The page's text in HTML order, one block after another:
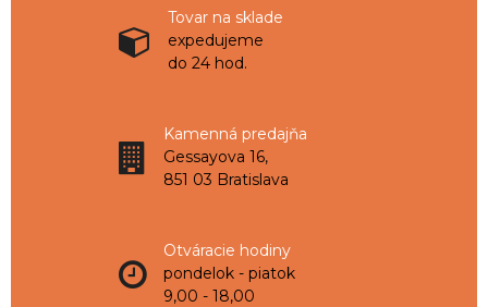
Tovar na sklade
expedujeme
do 24 hod.
Kamenná predajňa
Gessayova 16,
851 03 Bratislava
Otváracie hodiny
pondelok - piatok
9,00 - 18,00